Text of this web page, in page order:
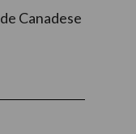
Canadese